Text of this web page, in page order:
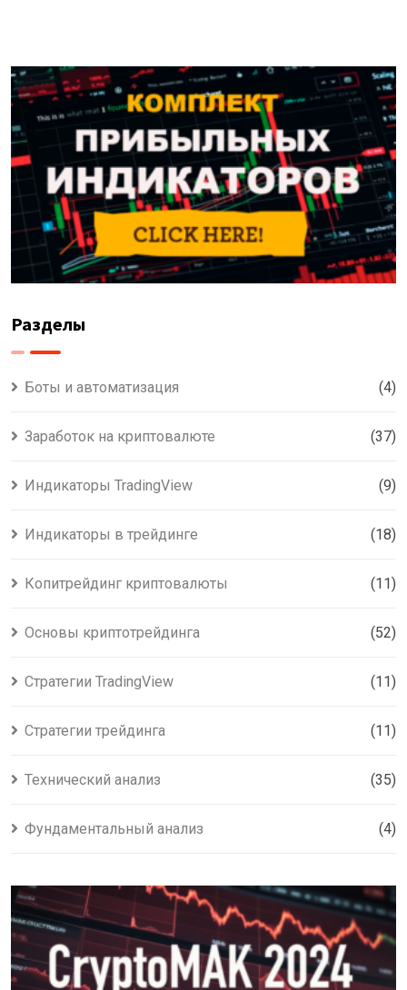
Разделы
Боты и автоматизация (4)
Заработок на криптовалюте (37)
Индикаторы TradingView (9)
Индикаторы в трейдинге (18)
Копитрейдинг криптовалюты (11)
Основы криптотрейдинга (52)
Стратегии TradingView (11)
Стратегии трейдинга (11)
Технический анализ (35)
Фундаментальный анализ (4)